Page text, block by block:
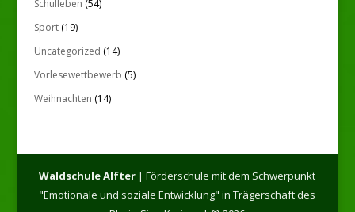
Schulleben (54)
Sport(19)
Uncategorized (14)
Vorlesewettbewerb (5)
Weihnachten (14)
Waldschule Alfter | Förderschule mit dem Schwerpunkt
"Emotionale und soziale Entwicklung" in Trägerschaft des